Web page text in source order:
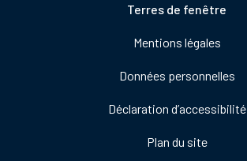
Terres de fenêtre
Mentions légales
Données personnelles
Déclaration d’accessibilité
Plan du site